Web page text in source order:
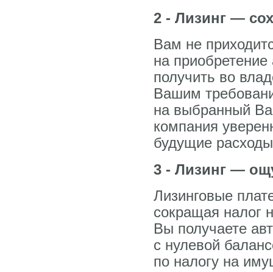
2 - Лизинг —
Вам не
на
получить во
Вашим
на выбранный
компания
будущие
3 - Лизинг —
Лизинговые
сокращая налог
Вы получаете
с нулевой
по налогу на